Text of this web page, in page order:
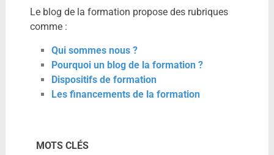
Le blog de la formation propose des rubriques
comme :
Qui sommes nous ?
Pourquoi un blog de la formation ?
Dispositifs de formation
Les financements de la formation
MOTS CLÉS